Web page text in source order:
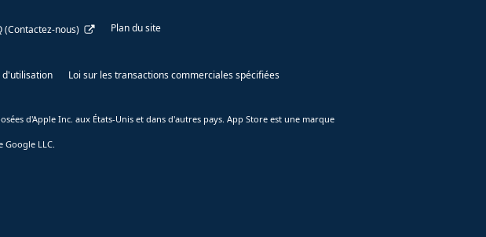
(Contactez-nous) Plan du site
d'utilisation
Loi sur les transactions commerciales spécifiées
d'Apple Inc. aux États-Unis et dans d'autres pays. App Store est une marque
Google LLC.